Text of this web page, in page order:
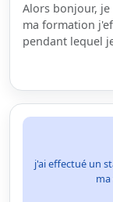
Alors bonjour, je
ma formation
pendant lequel
j'ai effectué un